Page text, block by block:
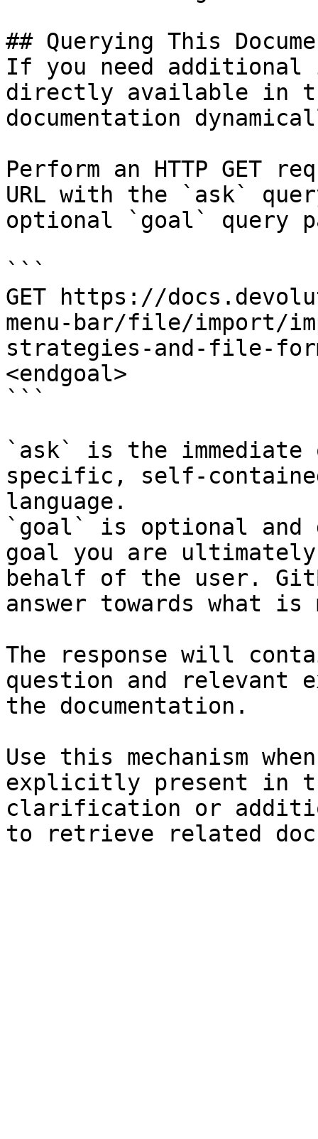
## Querying This
If you need
directly available in
documentation
Perform an HTTP GET
URL with the `ask`
optional `goal` query
```
GET https://
menu-bar/file/import/
strategies-and-file-
<endgoal>
```
`ask` is the
specific, self-
language.
`goal` is optional and
goal you are
behalf of the user.
answer towards what
The response will
question and relevant
the documentation.
Use this mechanism
explicitly present in
clarification or